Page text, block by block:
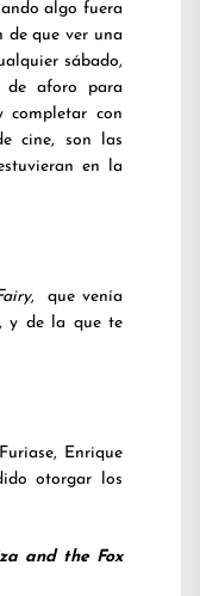
algo fuera
de que ver una
sábado,
de aforo para
completar con
cine, son las
en la
, que venía
y de la que te
Enrique
otorgar los
and the Fox